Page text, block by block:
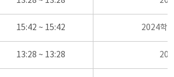
15:42 ~ 15:42 2024학
13:28 ~ 13:28